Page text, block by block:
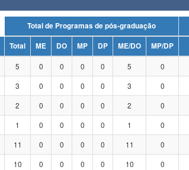
Total de Programas de pós-graduação
Total ME DO MP DP ME/DO MP/DP
5 0 0 0 0 5 0
3 0 0 0 0 3 0
2 0 0 0 0 2 0
1 0 0 0 0 1 0
11 0 0 0 0 11 0
10 0 0 0 0 10 0